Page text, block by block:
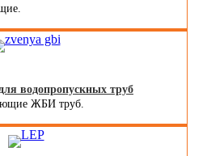
водопропускных труб
ЖБИ труб.